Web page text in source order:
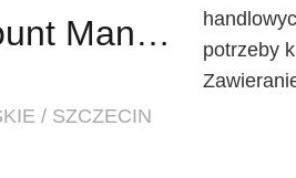
T Business - Key Account Manager - Large Account
/ SZCZECIN
potrzeby